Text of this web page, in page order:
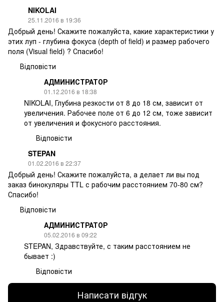
NIKOLAI
25.11.2016 в 19:36
Добрый день! Скажите пожалуйста, какие характеристики у
этих луп - глубина фокуса (depth of field) и размер рабочего
поля (Visual field) ? Спасибо!
Відповісти
АДМИНИСТРАТОР
01.12.2016 в 18:38
NIKOLAI, Глубина резкости от 8 до 18 см, зависит от
увеличения. Рабочее поле от 6 до 12 см, тоже зависит
от увеличения и фокусного расстояния.
Відповісти
STEPAN
01.02.2016 в 22:37
Добрый день! Скажите пожалуйста, а делает ли вы под
заказ бинокуляры TTL с рабочим расстоянием 70-80 см?
Спасибо!
Відповісти
АДМИНИСТРАТОР
05.02.2016 в 09:22
STEPAN, Здравствуйте, с таким расстоянием не
бывает :)
Відповісти
Написати відгук